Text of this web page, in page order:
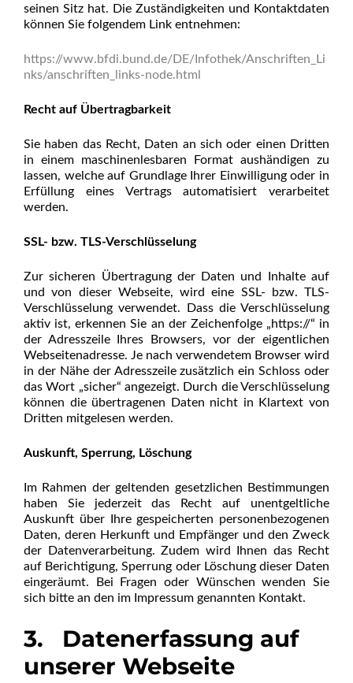
seinen Sitz hat. Die Zuständigkeiten und Kontaktdaten
können Sie folgendem Link entnehmen:
https://www.bfdi.bund.de/DE/Infothek/Anschriften_Li
nks/anschriften_links-node.html
Recht auf Übertragbarkeit
Sie haben das Recht, Daten an sich oder einen Dritten
in einem maschinenlesbaren Format aushändigen zu
lassen, welche auf Grundlage Ihrer Einwilligung oder in
Erfüllung eines Vertrags automatisiert verarbeitet
werden.
SSL- bzw. TLS-Verschlüsselung
Zur sicheren Übertragung der Daten und Inhalte auf
und von dieser Webseite, wird eine SSL- bzw. TLS-
Verschlüsselung verwendet. Dass die Verschlüsselung
aktiv ist, erkennen Sie an der Zeichenfolge „https://“ in
der Adresszeile Ihres Browsers, vor der eigentlichen
Webseitenadresse. Je nach verwendetem Browser wird
in der Nähe der Adresszeile zusätzlich ein Schloss oder
das Wort „sicher“ angezeigt. Durch die Verschlüsselung
können die übertragenen Daten nicht in Klartext von
Dritten mitgelesen werden.
Auskunft, Sperrung, Löschung
Im Rahmen der geltenden gesetzlichen Bestimmungen
haben Sie jederzeit das Recht auf unentgeltliche
Auskunft über Ihre gespeicherten personenbezogenen
Daten, deren Herkunft und Empfänger und den Zweck
der Datenverarbeitung. Zudem wird Ihnen das Recht
auf Berichtigung, Sperrung oder Löschung dieser Daten
eingeräumt. Bei Fragen oder Wünschen wenden Sie
sich bitte an den im Impressum genannten Kontakt.
3. Datenerfassung auf
unserer Webseite